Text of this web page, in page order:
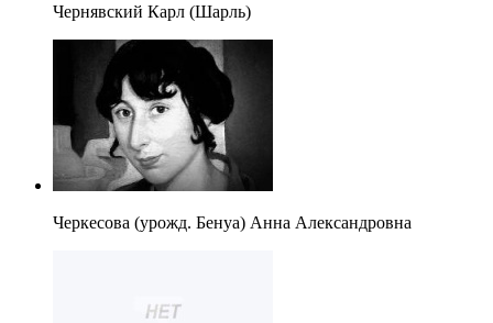
Чернявский Карл (Шарль)
Черкесова (урожд. Бенуа) Анна Александровна